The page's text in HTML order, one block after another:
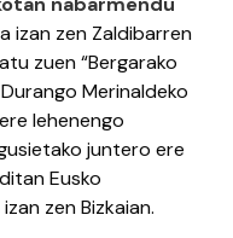
izan zen Zaldibarren
zuen “Bergarako
Merinaldeko
lehenengo
juntero ere
Eusko
zen Bizkaian.